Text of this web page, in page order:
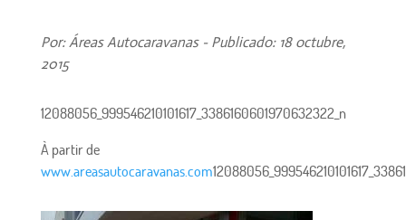
Por: Áreas Autocaravanas - Publicado: 18 octubre,
2015
12088056_999546210101617_3386160601970632322_n
À partir de
www.areasautocaravanas.com